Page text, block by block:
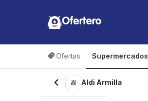
Ofertero
Ofertas Supermercados
Aldi Armilla